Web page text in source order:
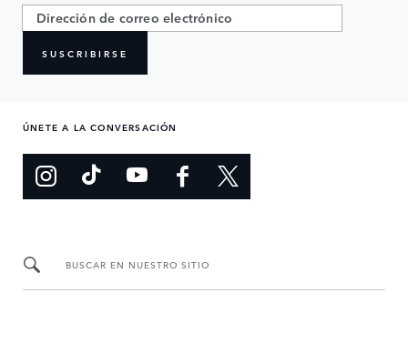
SUSCRIBIRSE
ÚNETE A LA CONVERSACIÓN
BUSCAR EN NUESTRO SITIO